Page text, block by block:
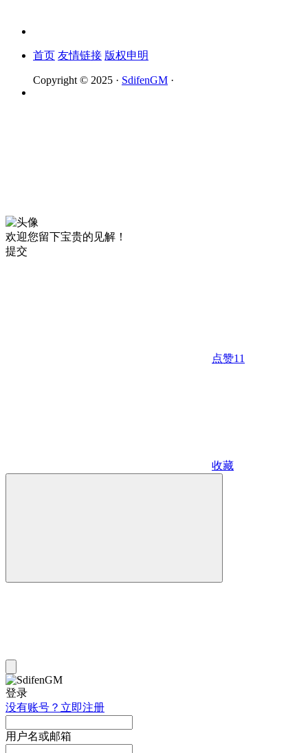
首页 友情链接 版权申明
Copyright © 2025 · SdifenGM ·
欢迎您留下宝贵的见解！
提交
点赞11
收藏
登录
没有账号？立即注册
用户名或邮箱